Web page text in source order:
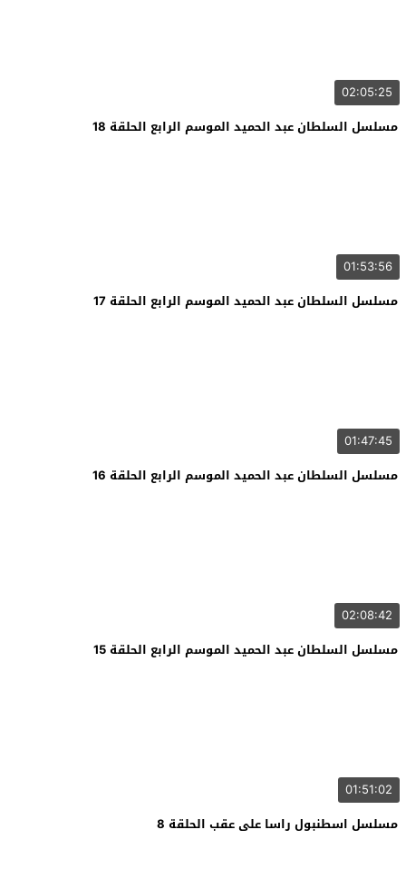
02:05:25
مسلسل السلطان عبد الحميد الموسم الرابع الحلقة 18
01:53:56
مسلسل السلطان عبد الحميد الموسم الرابع الحلقة 17
01:47:45
مسلسل السلطان عبد الحميد الموسم الرابع الحلقة 16
02:08:42
مسلسل السلطان عبد الحميد الموسم الرابع الحلقة 15
01:51:02
مسلسل اسطنبول راسا على عقب الحلقة 8